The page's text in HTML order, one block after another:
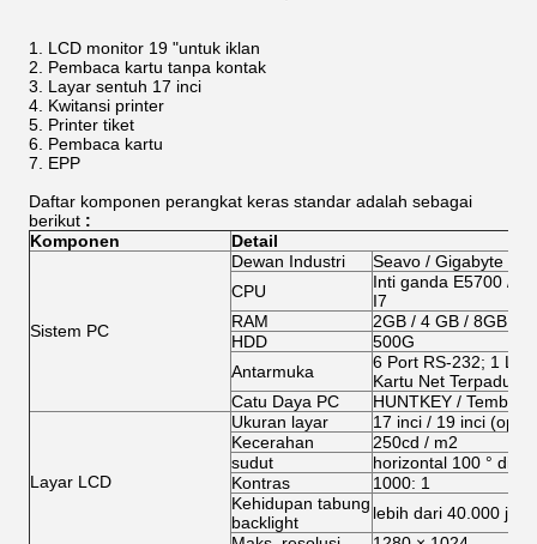
LCD monitor 19 "untuk iklan
Pembaca kartu tanpa kontak
Layar sentuh 17 inci
Kwitansi printer
Printer tiket
Pembaca kartu
EPP
Daftar komponen perangkat keras standar adalah sebagai
berikut :
Komponen
Detail
Sistem PC
Dewan Industri
Seavo / Gigabyte /
CPU
Inti ganda E5700 /
I7
RAM
2GB / 4 GB / 8GB
HDD
500G
Antarmuka
6 Port RS-232; 1
Kartu Net Terpadu,
Catu Daya PC
HUNTKEY / Tembok
Layar LCD
Ukuran layar
17 inci / 19 inci
Kecerahan
250cd / m2
sudut
horizontal 100 ° di
Kontras
1000: 1
Kehidupan tabung
backlight
lebih dari 40.000 jam